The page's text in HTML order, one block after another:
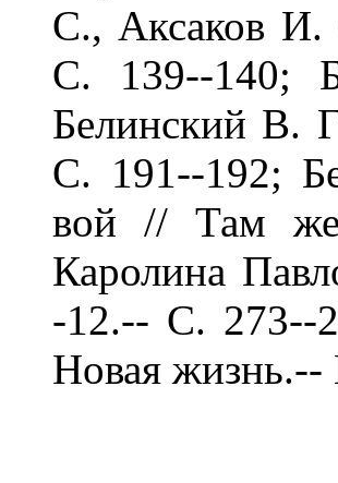
С., Аксаков И.
С. 139--140;
Белинский В.
С. 191--192;
вой // Там
Каролина
-12.-- С. 273--
Новая